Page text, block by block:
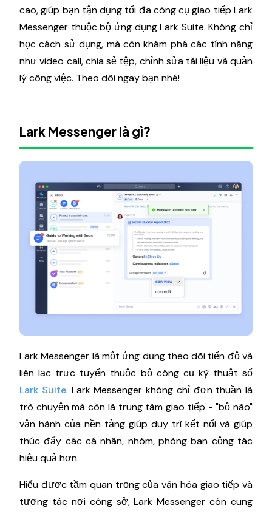
cao, giúp bạn tận dụng tối đa công cụ giao tiếp Lark
Messenger thuộc bộ ứng dụng Lark Suite. Không chỉ
học cách sử dụng, mà còn khám phá các tính năng
như video call, chia sẻ tệp, chỉnh sửa tài liệu và quản
lý công việc. Theo dõi ngay bạn nhé!
Lark Messenger là gì?
Lark Messenger là một ứng dụng theo dõi tiến độ và
liên lạc trực tuyến thuộc bộ công cụ kỹ thuật số
Lark Suite. Lark Messenger không chỉ đơn thuần là
trò chuyện mà còn là trung tâm giao tiếp - "bộ não"
vận hành của nền tảng giúp duy trì kết nối và giúp
thúc đẩy các cá nhân, nhóm, phòng ban cộng tác
hiệu quả hơn.
Hiểu được tầm quan trọng của văn hóa giao tiếp và
tương tác nơi công sở, Lark Messenger còn cung